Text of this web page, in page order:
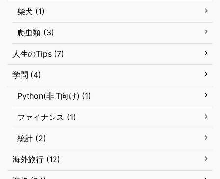
柴犬 (1)
爬虫類 (3)
人生のTips (7)
学問 (4)
Python(非IT向け) (1)
ファイナンス (1)
統計 (2)
海外旅行 (12)